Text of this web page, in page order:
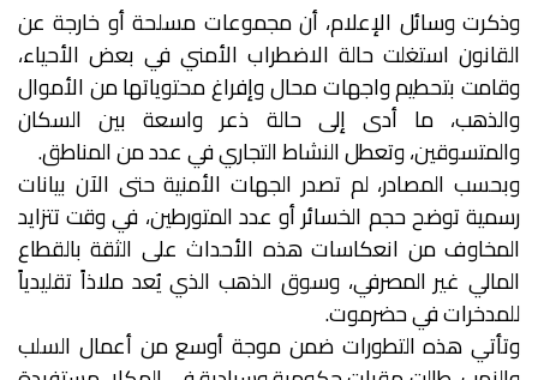
وذكرت وسائل الإعلام، أن مجموعات مسلحة أو خارجة عن
القانون استغلت حالة الاضطراب الأمني في بعض الأحياء،
وقامت بتحطيم واجهات محال وإفراغ محتوياتها من الأموال
والذهب، ما أدى إلى حالة ذعر واسعة بين السكان
والمتسوقين، وتعطل النشاط التجاري في عدد من المناطق.
وبحسب المصادر، لم تصدر الجهات الأمنية حتى الآن بيانات
رسمية توضح حجم الخسائر أو عدد المتورطين، في وقت تتزايد
المخاوف من انعكاسات هذه الأحداث على الثقة بالقطاع
المالي غير المصرفي، وسوق الذهب الذي يُعد ملاذاً تقليدياً
للمدخرات في حضرموت.
وتأتي هذه التطورات ضمن موجة أوسع من أعمال السلب